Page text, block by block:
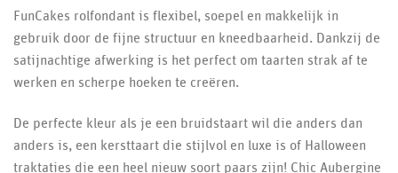
FunCakes rolfondant is flexibel, soepel en makkelijk in
gebruik door de fijne structuur en kneedbaarheid. Dankzij de
satijnachtige afwerking is het perfect om taarten strak af te
werken en scherpe hoeken te creëren.
De perfecte kleur als je een bruidstaart wil die anders dan
anders is, een kersttaart die stijlvol en luxe is of Halloween
traktaties die een heel nieuw soort paars zijn! Chic Aubergine